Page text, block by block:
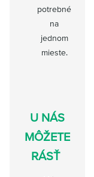
potrebné
na
jednom
mieste.
U NÁS
MÔŽETE
RÁSŤ